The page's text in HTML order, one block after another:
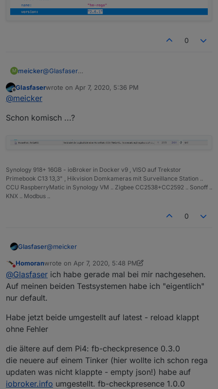
sagte in
nicht ?:
http://download.iobroker.net/list.html) ist die
0
M meicker@Glasfaser
Offline
Glasfaserwrote on Apr 7, 2020, 5:36 PM
last edited by
@meicker
Schon komisch ...?
Synology 918+ 16GB - ioBroker in Docker v9 , VISO auf Trekstor
Primebook C13 13,3" , Hikvision Domkameras mit Surveillance Station ..
CCU RaspberryMatic in Synology VM .. Zigbee CC2538+CC2592 .. Sonoff ..
KNX .. Modbus ..
0
Glasfaser@meicker
Schon komisch ...?
Do not disturb
Homoranwrote on Apr 7, 2020, 5:48 PM
last edited by HomoranApr 7, 2020, 7:54 PM
@Glasfaser ich habe gerade mal bei mir nachgesehen.
Auf meinen beiden Testsystemen habe ich "eigentlich"
nur default.
Habe jetzt beide umgestellt auf latest - reload klappt
ohne Fehler
die ältere auf dem Pi4: fb-checkpresence 0.3.0
die neuere auf einem Tinker (hier wollte ich schon rega
updaten was nicht klappte - empty json!) habe auf
iobroker.info umgestellt. fb-checkpresence 1.0.0